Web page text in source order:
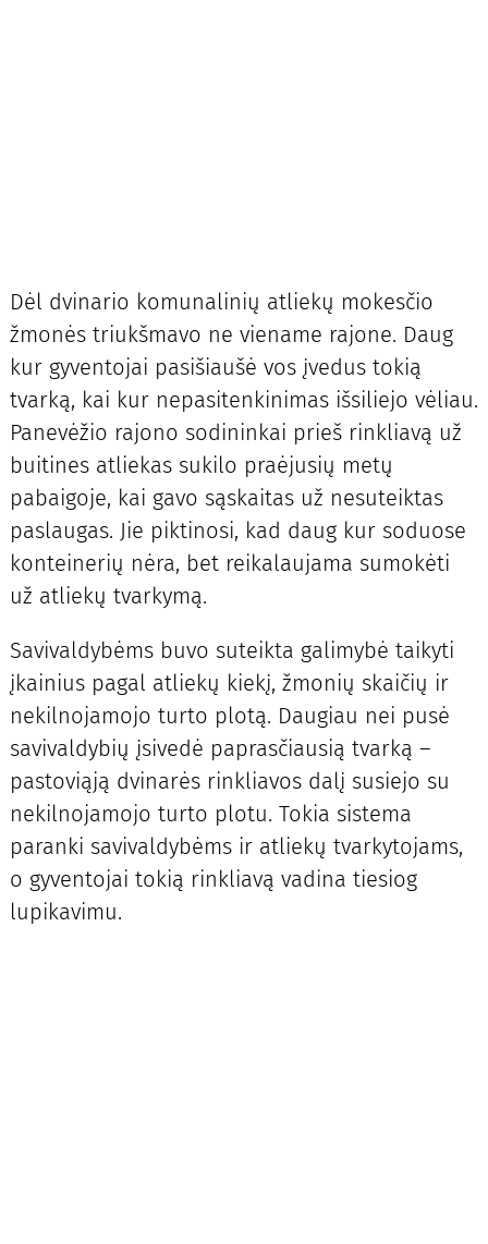
Dėl dvinario komunalinių atliekų mokesčio
žmonės triukšmavo ne viename rajone. Daug
kur gyventojai pasišiaušė vos įvedus tokią
tvarką, kai kur nepasitenkinimas išsiliejo vėliau.
Panevėžio rajono sodininkai prieš rinkliavą už
buitines atliekas sukilo praėjusių metų
pabaigoje, kai gavo sąskaitas už nesuteiktas
paslaugas. Jie piktinosi, kad daug kur soduose
konteinerių nėra, bet reikalaujama sumokėti
už atliekų tvarkymą.
Savivaldybėms buvo suteikta galimybė taikyti
įkainius pagal atliekų kiekį, žmonių skaičių ir
nekilnojamojo turto plotą. Daugiau nei pusė
savivaldybių įsivedė paprasčiausią tvarką –
pastoviąją dvinarės rinkliavos dalį susiejo su
nekilnojamojo turto plotu. Tokia sistema
paranki savivaldybėms ir atliekų tvarkytojams,
o gyventojai tokią rinkliavą vadina tiesiog
lupikavimu.